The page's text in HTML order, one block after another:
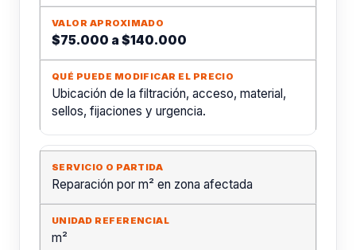
$75.000 a $140.000
Ubicación de la filtración, acceso, material,
sellos, fijaciones y urgencia.
Reparación por m² en zona afectada
m²